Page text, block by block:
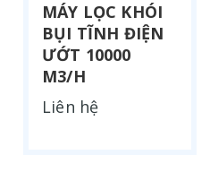
MÁY LỌC KHÓI
BỤI TĨNH ĐIỆN
ƯỚT 10000
M3/H
Liên hệ